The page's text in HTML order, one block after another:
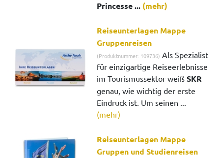
Princesse ... (mehr)
Reiseunterlagen Mappe
Gruppenreisen
(Produktnummer: 109736) Als Spezialist
für einzigartige Reiseerlebnisse
im Tourismussektor weißSKR
genau, wie wichtig der erste
Eindruck ist. Um seinen ...
(mehr)
Reiseunterlagen Mappe
Gruppen und Studienreisen